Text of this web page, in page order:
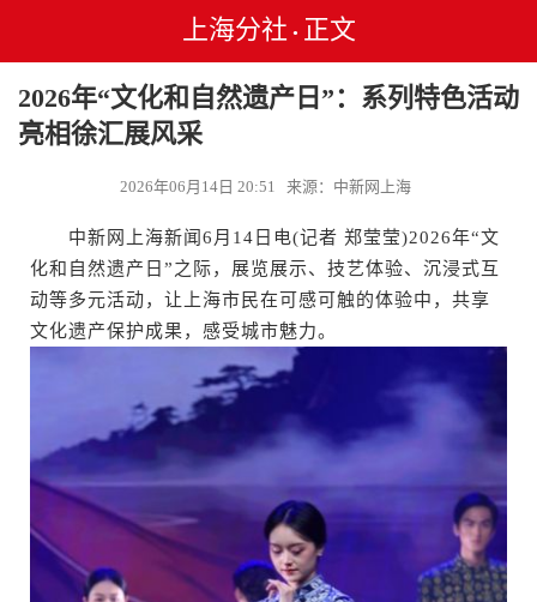
上海分社 • 正文
2026年“文化和自然遗产日”：系列特色活动
亮相徐汇展风采
2026年06月14日 20:51 来源：中新网上海
中新网上海新闻6月14日电(记者 郑莹莹)2026年“文
化和自然遗产日”之际，展览展示、技艺体验、沉浸式互
动等多元活动，让上海市民在可感可触的体验中，共享
文化遗产保护成果，感受城市魅力。